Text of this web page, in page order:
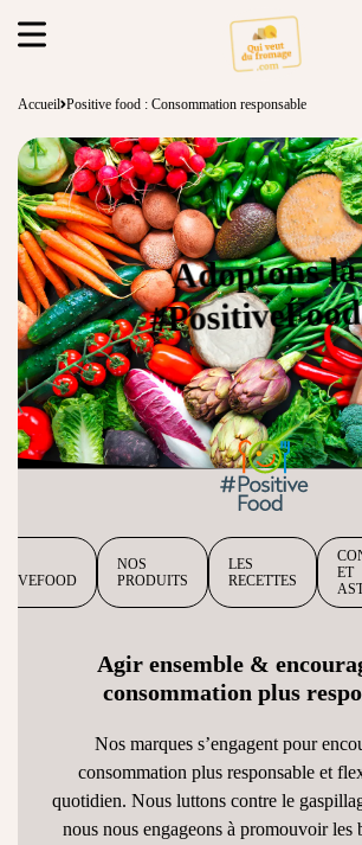
Accueil Positive food : Consommation responsable
Adoptons la
NOS
PRODUITS
LES
RECETTES
ET
Agir ensemble &
consommation plus
Nos marques s’engagent pour
consommation plus responsable et
quotidien. Nous luttons contre le
nous nous engageons à promouvoir les